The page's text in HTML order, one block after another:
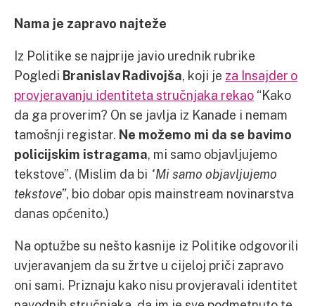
Nama je zapravo najteže
Iz Politike se najprije javio urednik rubrike
Pogledi Branislav Radivojša, koji je za Insajder o
provjeravanju identiteta stručnjaka rekao “Kako
da ga proverim? On se javlja iz Kanade i nemam
tamošnji registar. Ne možemo mi da se bavimo
policijskim istragama, mi samo objavljujemo
tekstove”. (Mislim da bi “Mi samo objavljujemo
tekstove”, bio dobar opis mainstream novinarstva
danas općenito.)
Na optužbe su nešto kasnije iz Politike odgovorili
uvjeravanjem da su žrtve u cijeloj priči zapravo
oni sami. Priznaju kako nisu provjeravali identitet